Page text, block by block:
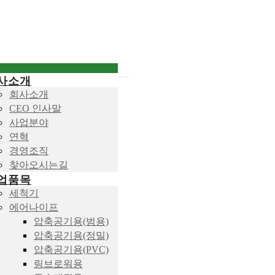
소개
회사소개
CEO 인사말
사업분야
연혁
경영조직
찾아오시는길
품목
세척기
에어나이프
압축공기용(범용)
압축공기용(정밀)
압축공기용(PVC)
링브로워용